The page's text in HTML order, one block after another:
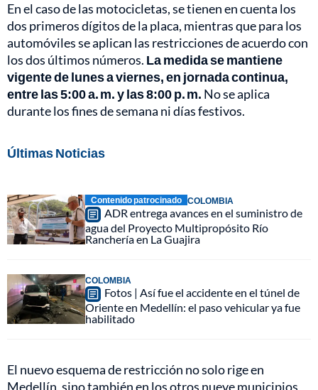
En el caso de las motocicletas, se tienen en cuenta los
dos primeros dígitos de la placa, mientras que para los
automóviles se aplican las restricciones de acuerdo con
los dos últimos números. La medida se mantiene
vigente de lunes a viernes, en jornada continua,
entre las 5:00 a. m. y las 8:00 p. m. No se aplica
durante los fines de semana ni días festivos.
Últimas Noticias
Contenido patrocinado COLOMBIA
ADR entrega avances en el suministro de
agua del Proyecto Multipropósito Río
Ranchería en La Guajira
COLOMBIA
Fotos | Así fue el accidente en el túnel de
Oriente en Medellín: el paso vehicular ya fue
habilitado
El nuevo esquema de restricción no solo rige en
Medellín, sino también en los otros nueve municipios